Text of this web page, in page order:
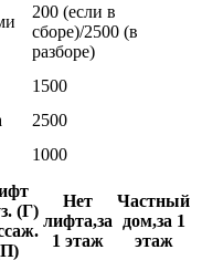
200 (если в
сборе)/2500 (в
разборе)
1500
2500
1000
(Г)
Нет
лифта,за
1 этаж
Частный
дом,за 1
этаж